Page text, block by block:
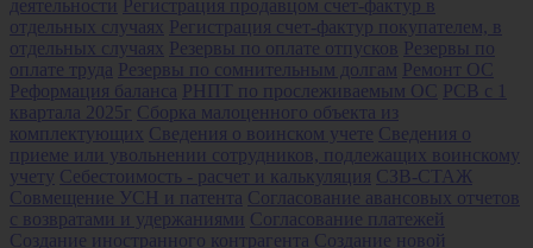
деятельности Регистрация продавцом счет-фактур в
отдельных случаях Регистрация счет-фактур покупателем, в
отдельных случаях Резервы по оплате отпусков Резервы по
оплате труда Резервы по сомнительным долгам Ремонт ОС
Реформация баланса РНПТ по прослеживаемым ОС
РСВ с 1
квартала 2025г Сборка малоценного объекта из
комплектующих Сведения о воинском учете Сведения о
приеме или увольнении сотрудников, подлежащих воинскому
учету Себестоимость - расчет и калькуляция СЗВ-СТАЖ
Совмещение УСН и патента Согласование авансовых отчетов
с возвратами и удержаниями Согласование платежей
Создание иностранного контрагента Создание новой